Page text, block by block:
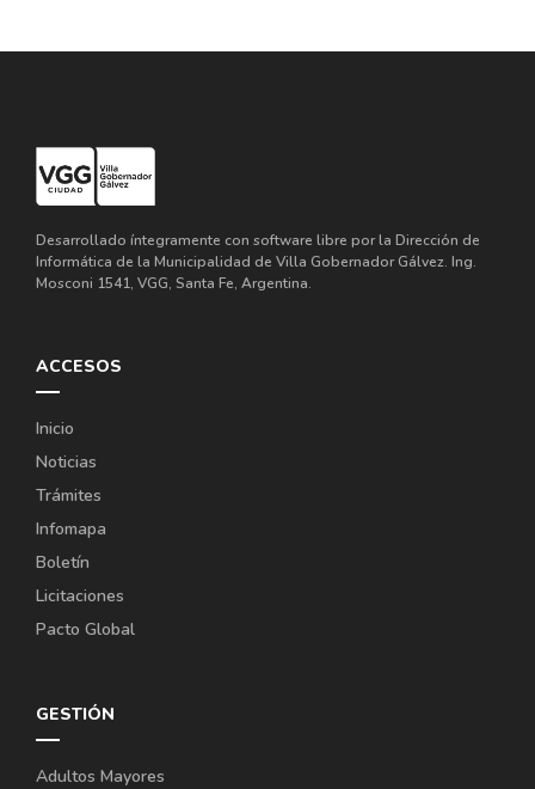
Desarrollado íntegramente con software libre por la Dirección de
Informática de la Municipalidad de Villa Gobernador Gálvez. Ing.
Mosconi 1541, VGG, Santa Fe, Argentina.
ACCESOS
Inicio
Noticias
Trámites
Infomapa
Boletín
Licitaciones
Pacto Global
GESTIÓN
Adultos Mayores